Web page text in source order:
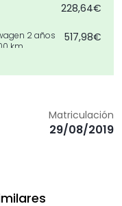
228,64€
2 años
km
517,98€
192,26€
Connect
Matriculación
29/08/2019